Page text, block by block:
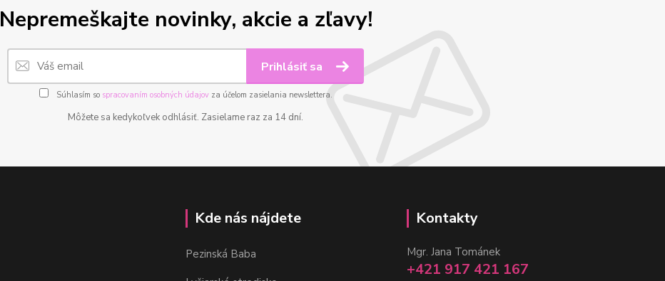
Nepremeškajte novinky, akcie a zľavy!
Prihlásiť sa
Súhlasím so spracovaním osobných údajovza účelom zasielania newslettera.
Môžete sa kedykoľvek odhlásiť. Zasielame raz za 14 dní.
Kde nás nájdete
Pezinská Baba
Kontakty
Mgr. Jana Tománek
+421 917 421 167